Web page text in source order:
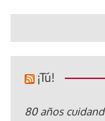
¡Tú!
80 años